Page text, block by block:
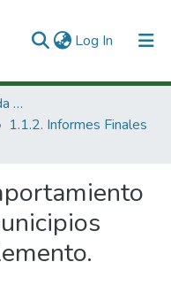
Log In (current)
1. Investigación Financiada con Recursos Públicos
1.1.2. Informes Finales